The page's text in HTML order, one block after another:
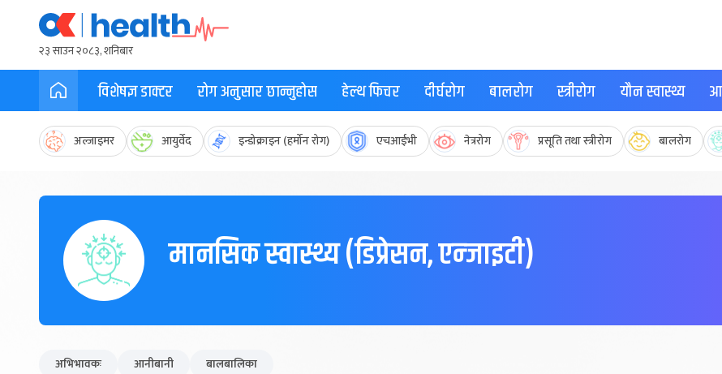
२३ साउन २०८३, शनिबार
विशेषज्ञ डाक्टर रोग अनुसार छान्नुहोस हेल्थ फिचर दीर्घरोग बालरोग स्त्रीरोग यौन स्वास्थ्य
अल्जाइमर आयुर्वेद इन्डोक्राइन (हर्मोन रोग) एचआईभी नेत्ररोग प्रसूति तथा स्त्रीरोग बालरोग
मानसिक स्वास्थ्य (डिप्रेसन, एन्जाइटी)
अभिभावकः आनीबानी बालबालिका